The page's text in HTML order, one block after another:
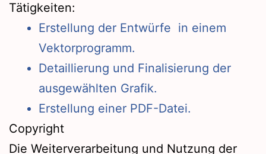
Tätigkeiten:
Erstellung der Entwürfe in einem
Vektorprogramm.
Detaillierung und Finalisierung der
ausgewählten Grafik.
Erstellung einer PDF-Datei.
Copyright
Die Weiterverarbeitung und Nutzung der